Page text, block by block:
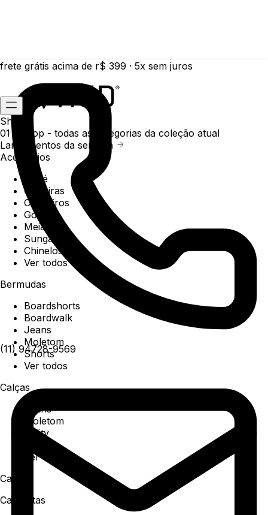
frete grátis acima de r$ 399 · 5x sem juros
(11) 94728-9569
Shop
01 /
Shop - todas as categorias da coleção atual
Lançamentos da semana
Acessórios
Boné
Carteiras
Chaveiros
Gorros
Meias
Sunga
Chinelos
Ver todos
Bermudas
Boardshorts
Boardwalk
Jeans
Moletom
Shorts
Ver todos
Calças
Jeans
Moletom
Utility
Ver todos
Camisa
Camisetas